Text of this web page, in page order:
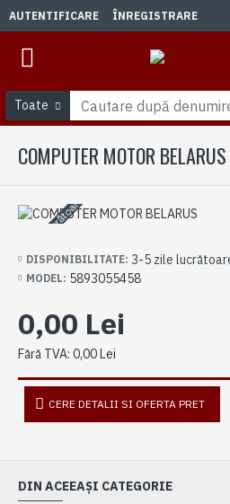
AUTENTIFICARE ÎNREGISTRARE
Toate
COMPUTER MOTOR BELARUS
3-5 zile lucrătoare
DISPONIBILITATE: 3-5 zile
MODEL: 5893055458
0,00 Lei
Fără TVA: 0,00 Lei
CERE DETALII SI OFERTA PRET
DIN ACEEAȘI CATEGORIE